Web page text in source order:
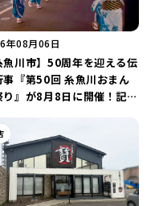
年08月06日
魚川市】50周年を迎える伝
事『第50回 糸魚川おまん
り』が8月8日に開催！記念
しもう♪